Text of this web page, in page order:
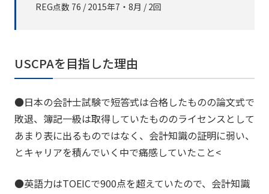
REG点数 76 / 2015年7・8月 / 2回
USCPAを目指した理由
●日本の会計士試験で短答式は合格したものの論文式で
敗退、簿記一級は取得していたもののライセンスとして
あまり表に出るものではなく、会計知識の証明に弱い、
とキャリアを積んでいく中で痛感していたこと<
●英語力はTOEICで900点を超えていたので、会計知識